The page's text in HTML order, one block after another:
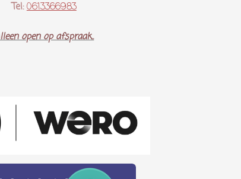
Tel: 0613366983
open op afspraak..